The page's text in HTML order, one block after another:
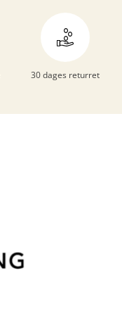
30 dages returret